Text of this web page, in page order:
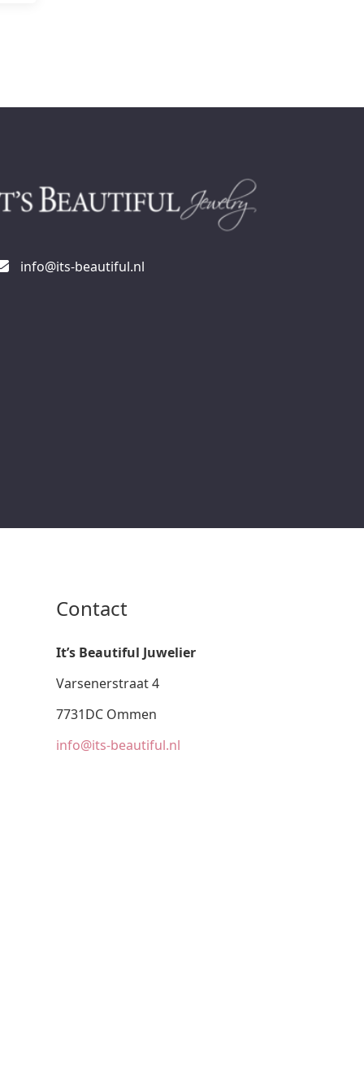
info@its-beautiful.nl
Contact
It’s Beautiful Juwelier
Varsenerstraat 4
7731DC Ommen
info@its-beautiful.nl